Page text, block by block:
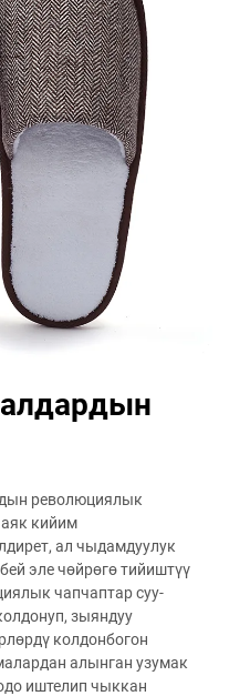
революциялык
кийим
ал чыдамдуулук
эле чөйрөгө тийиштүү
чапчаптар суу-
зыяндуу
колдонбогон
алынган узумак
иштелип чыккан